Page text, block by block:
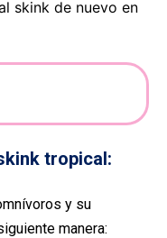
skink de nuevo en
tropical:
y su
manera: